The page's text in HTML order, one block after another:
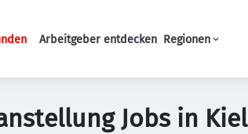
Haupt-Navigation
Arbeitgeber entdecken Regionen
Jobs in Kiel